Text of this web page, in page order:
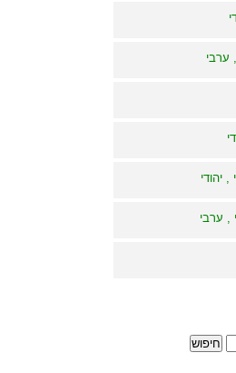
יהודי
, ערבי